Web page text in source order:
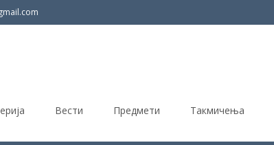
Вести Предмети Такмичења